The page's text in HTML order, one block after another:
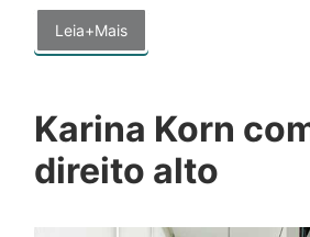
Leia+Mais
Karina Korn
direito alto